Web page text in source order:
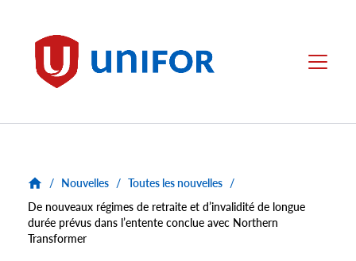
Unifor Menu
/ Nouvelles / Toutes les nouvelles /
De nouveaux régimes de retraite et d’invalidité de longue
durée prévus dans l’entente conclue avec Northern
Transformer